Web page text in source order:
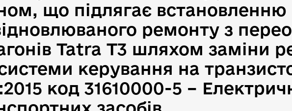
що підлягає
ремонту з
Tatra Т3 шляхом заміни
керування на
код 31610000-5 –